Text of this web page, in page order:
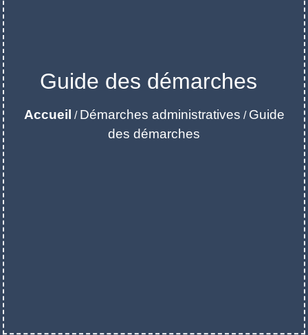
Guide des démarches
Accueil / Démarches administratives / Guide
des démarches